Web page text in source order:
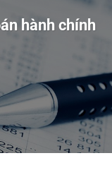
hành chính